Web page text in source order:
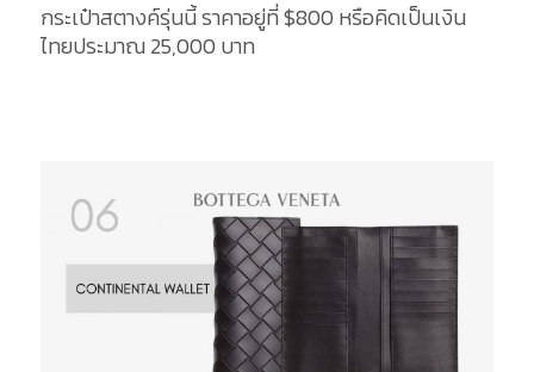
กระเป๋าสตางค์รุ่นนี้ ราคาอยู่ที่ $800 หรือคิดเป็นเงิน
ไทยประมาณ 25,000 บาท